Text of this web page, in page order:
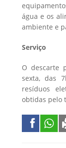
água e os
ambiente e
Serviço
O descarte
sexta, das
resíduos
obtidas pelo